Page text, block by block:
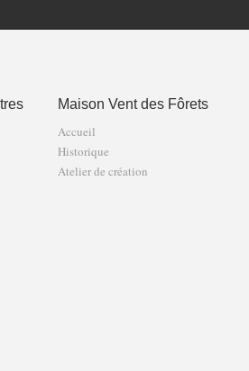
Maison Vent des Fôrets
Accueil
Historique
Atelier de création